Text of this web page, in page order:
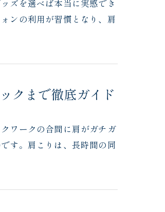
ズを選べば本当に実感でき
ンの利用が習慣となり、肩
クまで徹底ガイド
ワークの合間に肩がガチガ
す。肩こりは、長時間の同